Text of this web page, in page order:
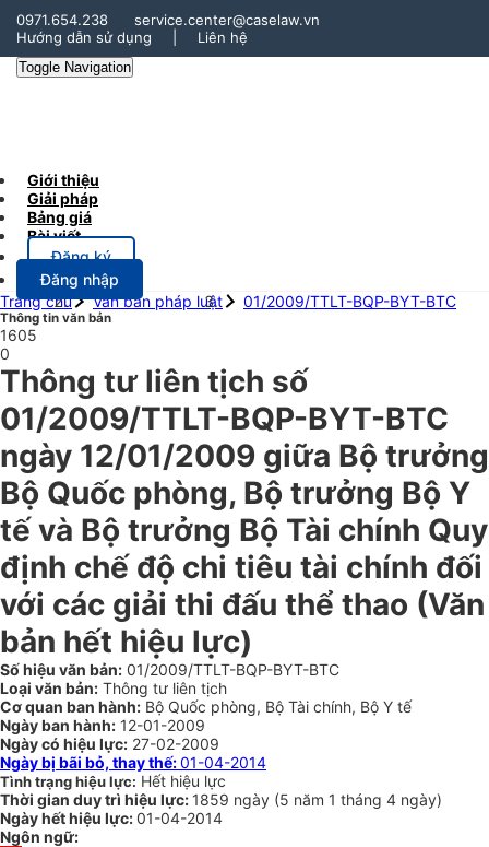
0971.654.238
service.center@caselaw.vn
Hướng dẫn sử dụng
Liên hệ
Toggle Navigation
Giới thiệu
Giải pháp
Bảng giá
Bài viết
Đăng ký
Đăng nhập
Trang chủ
Văn bản pháp luật 01/2009/TTLT-BQP-BYT-BTC
Thông tin văn bản
1605
0
Thông tư liên tịch số
01/2009/TTLT-BQP-BYT-BTC
ngày 12/01/2009 giữa Bộ trưởng
Bộ Quốc phòng, Bộ trưởng Bộ Y
tế và Bộ trưởng Bộ Tài chính Quy
định chế độ chi tiêu tài chính đối
với các giải thi đấu thể thao (Văn
bản hết hiệu lực)
Số hiệu văn bản: 01/2009/TTLT-BQP-BYT-BTC
Loại văn bản: Thông tư liên tịch
Cơ quan ban hành: Bộ Quốc phòng, Bộ Tài chính, Bộ Y tế
Ngày ban hành: 12-01-2009
Ngày có hiệu lực: 27-02-2009
Ngày bị bãi bỏ, thay thế:01-04-2014
Tình trạng hiệu lực: Hết hiệu lực
Thời gian duy trì hiệu lực: 1859 ngày (5 năm 1 tháng 4 ngày)
Ngày hết hiệu lực:01-04-2014
Ngôn ngữ: